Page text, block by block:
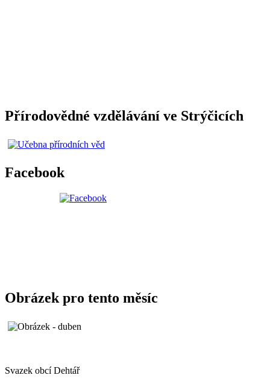
Přírodovědné vzdělávání ve Strýčicích
Facebook
Obrázek pro tento měsíc
Svazek obcí Dehtář